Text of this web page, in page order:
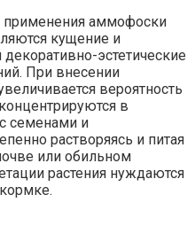
применения аммофоски
кущение и
эстетические
При внесении
вероятность
в
семенами и
растворяясь и питая
или обильном
растения нуждаются